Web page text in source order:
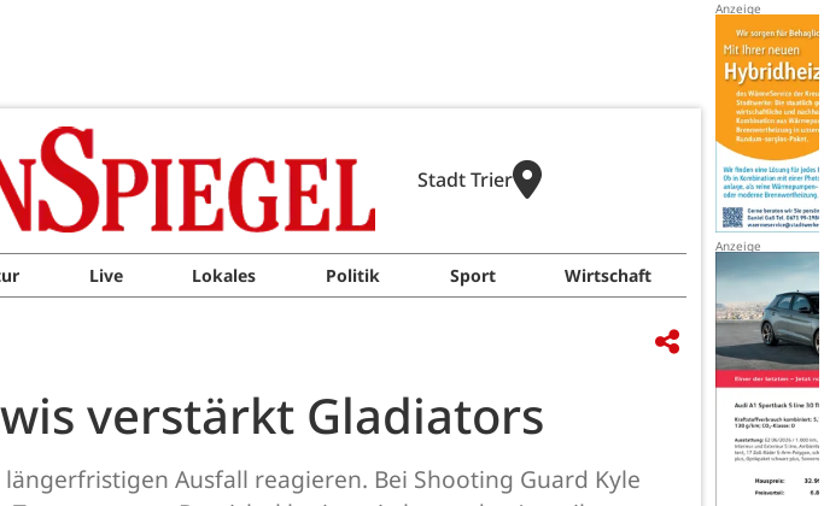
Stadt Trier
Live Lokales Politik Sport Wirtschaft
verstärkt Gladiators
Ausfall reagieren. Bei Shooting Guard Kyle